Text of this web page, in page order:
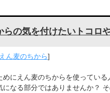
らの気を付けたいトコロ
えん麦のちから]
めにえん麦のちからを使ってい
になる部分ではありませんか？